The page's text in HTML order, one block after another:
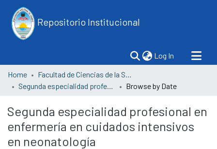
Repositorio Institucional
Log In (current)
Home
Facultad de Ciencias de la Salud
Segunda especialidad profesional en enfermería en cuidados intensivos en neonatología
Browse by Date
Segunda especialidad profesional en
enfermería en cuidados intensivos
en neonatología